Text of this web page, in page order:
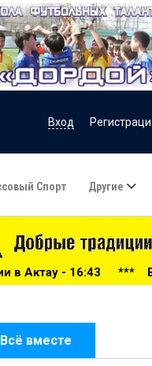
Вход
Спорт Другие
Велосипедная
Всё вместе